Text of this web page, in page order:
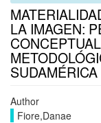
LA IMAGEN:
SUDAMÉRICA
Author
Fiore,Danae